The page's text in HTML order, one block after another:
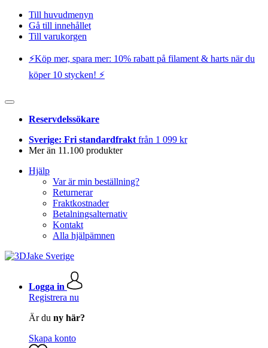
Till huvudmenyn
Gå till innehållet
Till varukorgen
⚡️Köp mer, spara mer: 10% rabatt på filament & harts när du
köper 10 stycken! ⚡️
Reservdelssökare
Sverige: Fri standardfrakt från 1 099 kr
Mer än 11.100 produkter
Hjälp
Var är min beställning?
Returnerar
Fraktkostnader
Betalningsalternativ
Kontakt
Alla hjälpämnen
Logga in
Registrera nu
Är du ny här?
Skapa konto